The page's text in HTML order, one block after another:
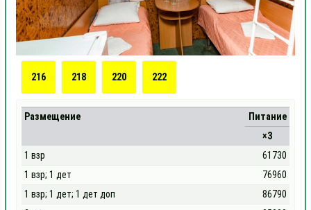
216 218 220 222
Размещение
Питание
×3
1 взр
61730
1 взр; 1 дет
76960
1 взр; 1 дет; 1 дет доп
86790